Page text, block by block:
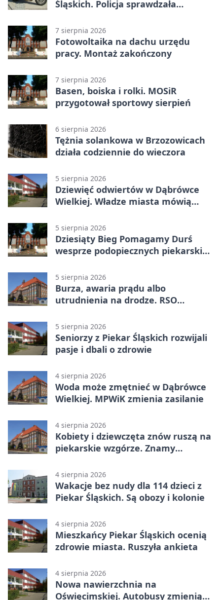
Śląskich. Policja sprawdzała
7 sierpnia 2026
Fotowoltaika na dachu urzędu
pracy. Montaż zakończony
7 sierpnia 2026
Basen, boiska i rolki. MOSiR
przygotował sportowy sierpień
6 sierpnia 2026
Tężnia solankowa w Brzozowicach
działa codziennie do wieczora
5 sierpnia 2026
Dziewięć odwiertów w Dąbrówce
Wielkiej. Władze miasta mówią
5 sierpnia 2026
Dziesiąty Bieg Pomagamy Durś
wesprze podopiecznych piekarskich
5 sierpnia 2026
Burza, awaria prądu albo
utrudnienia na drodze. RSO
5 sierpnia 2026
Seniorzy z Piekar Śląskich rozwijali
pasje i dbali o zdrowie
4 sierpnia 2026
Woda może zmętnieć w Dąbrówce
Wielkiej. MPWiK zmienia zasilanie
4 sierpnia 2026
Kobiety i dziewczęta znów ruszą na
piekarskie wzgórze. Znamy
4 sierpnia 2026
Wakacje bez nudy dla 114 dzieci z
Piekar Śląskich. Są obozy i kolonie
4 sierpnia 2026
Mieszkańcy Piekar Śląskich ocenią
zdrowie miasta. Ruszyła ankieta
4 sierpnia 2026
Nowa nawierzchnia na
Oświęcimskiej. Autobusy zmienią